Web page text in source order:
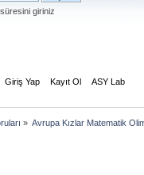
süresini giriniz
Giriş Yap Kayıt Ol ASY Lab
» Avrupa Kızlar Matematik